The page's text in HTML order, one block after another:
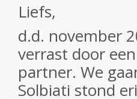
Liefs,
d.d. november
verrast door
partner. We
Solbiati stond